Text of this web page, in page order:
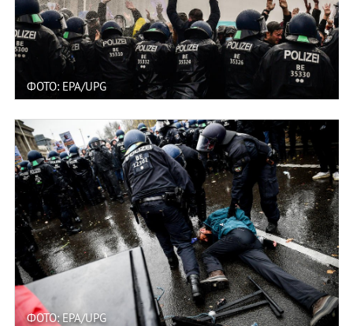
ФОТО: EPA/UPG
ФОТО: EPA/UPG